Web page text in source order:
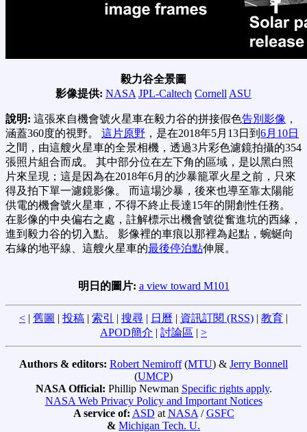
毅力谷全景圖
影像提供: NASA JPL-Caltech Cornell ASU
說明: 這張來自機會號火星車在毅力谷的拼接假色告別影像 ，
涵蓋360度的視野。 這片原野 ，是在2018年5月13日到 6月10日
之間，由這艘火星車的全景相機，透過3片彩色濾鏡拍攝的354
張照片組合而成。 其中部分位在左下角的區域，是以黑白照
片來呈現；這是因為在2018年6月的沙暴籠罩火星之前，只來
得及拍下單一濾鏡影像。 而這場沙暴，後來也導至靠太陽能
供電的機會號火星車，不得不終止長達15年的開創性任務。
在影像的中央偏右之處，註解標示出機會號從奮進坑的西緣，
進到毅力谷的切入點。 影像裡的車痕以那裡為起點，蜿蜒向
右緣的地平線、這艘火星車的最後停泊點伸展。
明日的圖片: a view toward M101
< | 舊圖 | 投稿 | 索引 | 搜尋 | 日曆 | 資訊訂閱 (RSS) | 教育 |
APOD簡介 | 討論區 | >
Authors & editors: Robert Nemiroff(MTU) & Jerry Bonnell
(UMCP)
NASA Official: Phillip Newman Specific rights apply.
NASA Web Privacy Policy and Important Notices
A service of: ASD at NASA /GSFC
& Michigan Tech. U.